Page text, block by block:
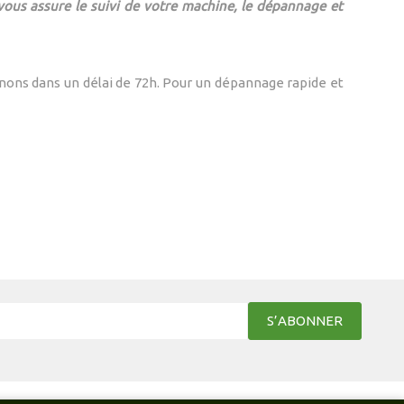
assure le suivi de votre machine, le dépannage et
dans un délai de 72h. Pour un dépannage rapide et